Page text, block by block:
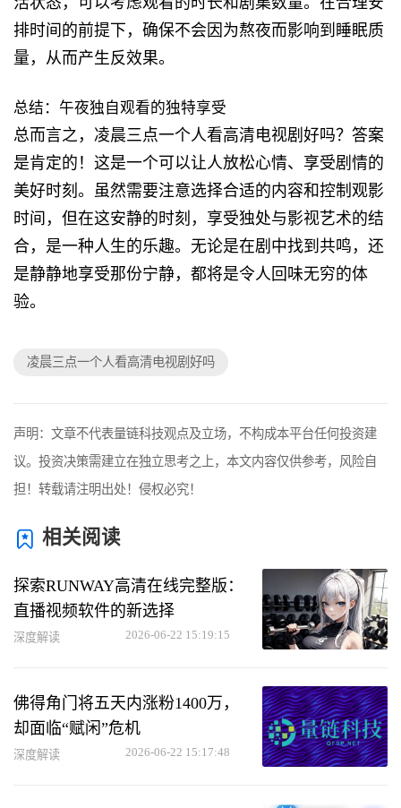
排时间的前提下，确保不会因为熬夜而影响到睡眠质
量，从而产生反效果。
总结：午夜独自观看的独特享受
总而言之，凌晨三点一个人看高清电视剧好吗？答案
是肯定的！这是一个可以让人放松心情、享受剧情的
美好时刻。虽然需要注意选择合适的内容和控制观影
时间，但在这安静的时刻，享受独处与影视艺术的结
合，是一种人生的乐趣。无论是在剧中找到共鸣，还
是静静地享受那份宁静，都将是令人回味无穷的体
验。
凌晨三点一个人看高清电视剧好吗
声明：文章不代表量链科技观点及立场，不构成本平台任何投资建
议。投资决策需建立在独立思考之上，本文内容仅供参考，风险自
担！转载请注明出处！侵权必究！
相关阅读
探索RUNWAY高清在线完整版：
直播视频软件的新选择
深度解读 2026-06-22 15:19:15
佛得角门将五天内涨粉1400万，
却面临“赋闲”危机
深度解读 2026-06-22 15:17:48